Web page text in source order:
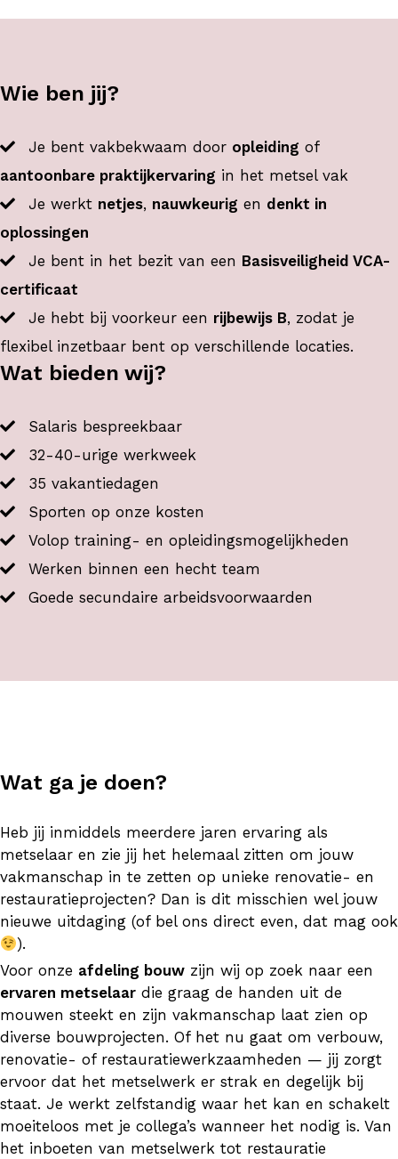
Vacature Metselaar
Wie ben jij?
Je bent vakbekwaam door opleiding of
aantoonbare praktijkervaring in het metsel vak
Je werkt netjes, nauwkeurig en denkt in
oplossingen
Je bent in het bezit van een Basisveiligheid VCA-
certificaat
Je hebt bij voorkeur een rijbewijs B, zodat je
flexibel inzetbaar bent op verschillende locaties.
Wat bieden wij?
Salaris bespreekbaar
32-40-urige werkweek
35 vakantiedagen
Sporten op onze kosten
Volop training- en opleidingsmogelijkheden
Werken binnen een hecht team
Goede secundaire arbeidsvoorwaarden
Wat ga je doen?
Heb jij inmiddels meerdere jaren ervaring als
metselaar en zie jij het helemaal zitten om jouw
vakmanschap in te zetten op unieke renovatie- en
restauratieprojecten? Dan is dit misschien wel jouw
nieuwe uitdaging (of bel ons direct even, dat mag ook
).
Voor onze afdeling bouw zijn wij op zoek naar een
ervaren metselaar die graag de handen uit de
mouwen steekt en zijn vakmanschap laat zien op
diverse bouwprojecten. Of het nu gaat om verbouw,
renovatie- of restauratiewerkzaamheden — jij zorgt
ervoor dat het metselwerk er strak en degelijk bij
staat. Je werkt zelfstandig waar het kan en schakelt
moeiteloos met je collega’s wanneer het nodig is. Van
het inboeten van metselwerk tot restauratie